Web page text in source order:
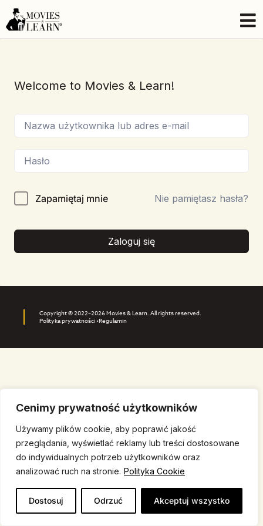
Cenimy prywatność użytkowników
Używamy plików cookie, aby poprawić jakość
przeglądania, wyświetlać reklamy lub treści dostosowane
do indywidualnych potrzeb użytkowników oraz
analizować ruch na stronie. Polityka Cookie
Dostosuj Odrzuć Akceptuj wszystko
Welcome to Movies & Learn!
Zapamiętaj mnie Nie pamiętasz hasła?
Zaloguj się
Copyright © 2022–2026 Movies & Learn. All rights reserved.
Polityka prywatności •Regulamin